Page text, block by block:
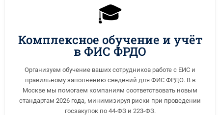
🎓
Комплексное обучение и учёт
в ФИС ФРДО
Организуем обучение ваших сотрудников работе с ЕИС и
правильному заполнению сведений для ФИС ФРДО. В в
Москве мы помогаем компаниям соответствовать новым
стандартам 2026 года, минимизируя риски при проведении
госзакупок по 44-ФЗ и 223-ФЗ.